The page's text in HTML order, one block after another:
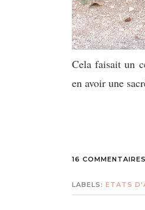
Cela faisait un
en avoir une
16 COMMENTAIRES
LABELS: ETATS